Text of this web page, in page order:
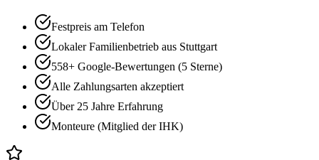
Festpreis am Telefon
Lokaler Familienbetrieb aus Stuttgart
558+ Google-Bewertungen (5 Sterne)
Alle Zahlungsarten akzeptiert
Über 25 Jahre Erfahrung
Monteure (Mitglied der IHK)